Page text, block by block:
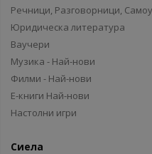
Речници, Разговорници,
Юридическа литература
Ваучери
Музика - Най-нови
Филми - Най-нови
Е-книги Най-нови
Настолни игри
Сиела